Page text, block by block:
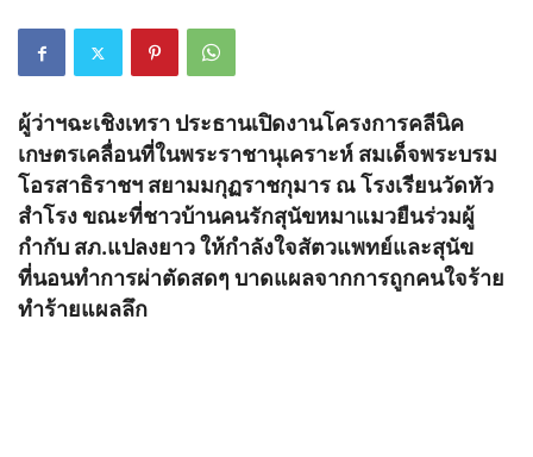
ผู้ว่าฯฉะเชิงเทรา ประธานเปิดงานโครงการคลีนิค
เกษตรเคลื่อนที่ในพระราชานุเคราะห์ สมเด็จพระบรม
โอรสาธิราชฯ สยามมกุฏราชกุมาร ณ โรงเรียนวัดหัว
สำโรง ขณะที่ชาวบ้านคนรักสุนัขหมาแมวยืนร่วมผู้
กำกับ สภ.แปลงยาว ให้กำลังใจสัตวแพทย์และสุนัข
ที่นอนทำการผ่าตัดสดๆ บาดแผลจากการถูกคนใจร้าย
ทำร้ายแผลลึก